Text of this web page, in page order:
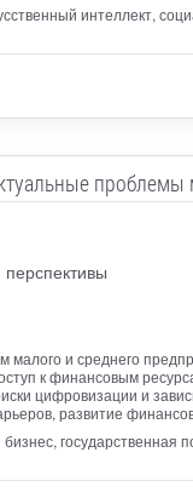
интеллект,
проблемы
и среднего
к финансовым
цифровизации и
развитие